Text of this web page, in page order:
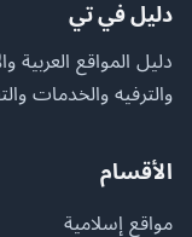
دليل في تي
دليل المواقع العربية
والترفيه والخدمات
الأقسام
مواقع إسلامية